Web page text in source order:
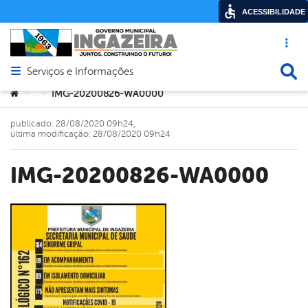
Acesso
Abrir menu principal de navegação
Serviços e Informações
Você está aqui:
> > IMG-20200826-WA0000
IMG-20200826-WA0000
publicado: 28/08/2020 09h24,
última modificação: 28/08/2020 09h24
ACESSIBILIDADE